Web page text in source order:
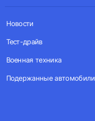
Новости
Тест-драйв
Военная техника
Подержанные автомобили